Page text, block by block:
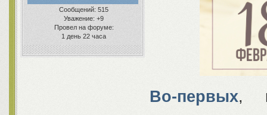
Сообщений: 515
Уважение: +9
Провел на форуме:
1 день 22 часа
Во-первых,